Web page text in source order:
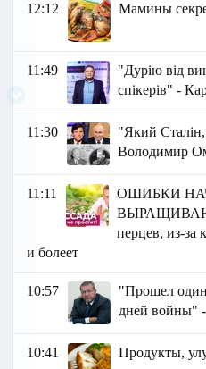
12:12 Мамины
11:49
"Дурію від
спікерів" -
11:30
"Який
Володимир
11:11
ОШИБКИ
перцев, из-за
и болеет
10:57
"Прошел один
дней войны"
10:41 Продукты,